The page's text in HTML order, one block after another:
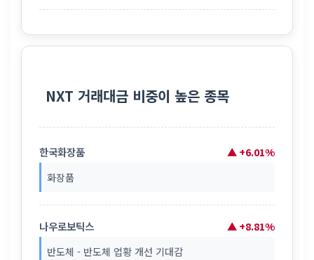
NXT 거래대금 비중이 높은 종목
한국화장품 ▲ +6.01%
화장품
나우로보틱스 ▲ +8.81%
반도체 - 반도체 업황 개선 기대감